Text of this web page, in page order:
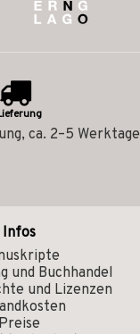
ca. 2–5 Werktage
Infos
und Buchhandel
und Lizenzen
Preise